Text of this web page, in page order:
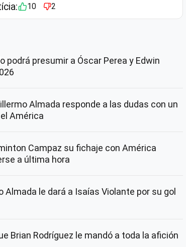
10 2
podrá presumir a Óscar Perea y Edwin
Almada responde a las dudas con un
América
Campaz su fichaje con América
a última hora
Almada le dará a Isaías Violante por su gol
Brian Rodríguez le mandó a toda la afición